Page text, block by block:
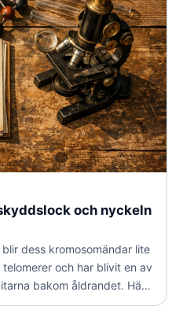
och nyckeln
dess kromosomändar lite
och har blivit en av
bakom åldrandet. Här
hur de fungerar och vad